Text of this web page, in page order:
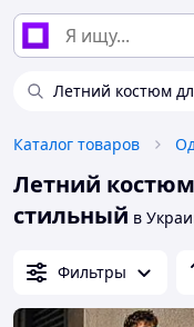
Летний костюм
Каталог товаров
Летний
стильный в
Фильтры